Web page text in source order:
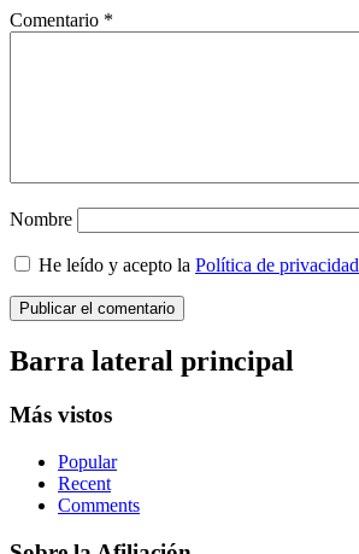
Comentario *
Nombre
He leído y acepto la Política de privacidad
Barra lateral principal
Más vistos
Popular
Recent
Comments